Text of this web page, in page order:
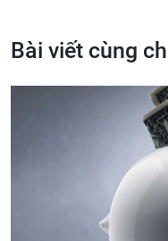
Bài viết cùng